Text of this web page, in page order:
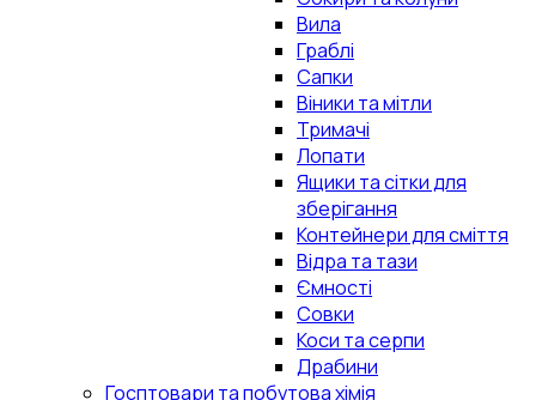
Вила
Граблі
Сапки
Віники та мітли
Тримачі
Лопати
Ящики та сітки для
зберігання
Контейнери для сміття
Відра та тази
Ємності
Совки
Коси та серпи
Драбини
Госптовари та побутова хімія